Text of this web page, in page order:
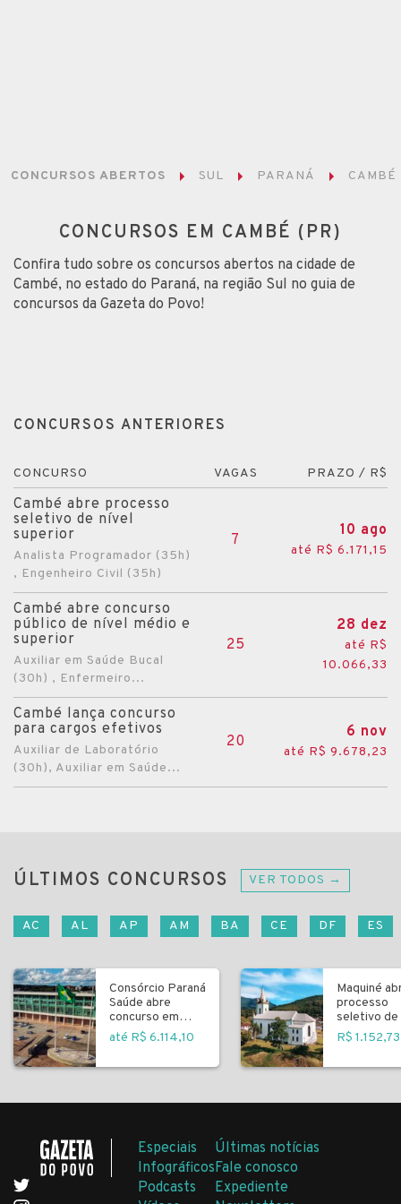
CONCURSOS ABERTOS SUL PARANÁ CAMBÉ
CONCURSOS EM CAMBÉ (PR)
Confira tudo sobre os concursos abertos na cidade de
Cambé, no estado do Paraná, na região Sul no guia de
concursos da Gazeta do Povo!
CONCURSOS ANTERIORES
CONCURSO VAGAS PRAZO / R$
Cambé abre processo
seletivo de nível
superior
Analista Programador (35h)
, Engenheiro Civil (35h)
7
10 ago
até R$ 6.171,15
Cambé abre concurso
público de nível médio e
superior
Auxiliar em Saúde Bucal
(30h) , Enfermeiro...
25
28 dez
até R$
10.066,33
Cambé lança concurso
para cargos efetivos
Auxiliar de Laboratório
(30h), Auxiliar em Saúde...
20
6 nov
até R$ 9.678,23
ÚLTIMOS CONCURSOS VER TODOS →
AC AL AP AM BA CE DF ES
Consórcio Paraná
Saúde abre
concurso em
Curitiba
até R$ 6.114,10
Maquiné
processo
seletivo de
R$ 1.152,73
Especiais
Infográficos
Podcasts
Últimas notícias
Fale conosco
Expediente